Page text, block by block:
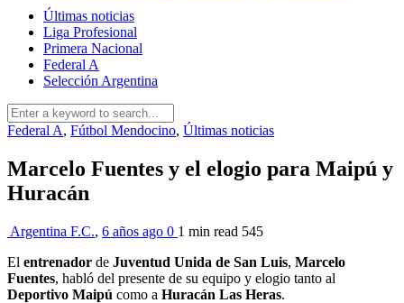
Últimas noticias
Liga Profesional
Primera Nacional
Federal A
Selección Argentina
Federal A, Fútbol Mendocino, Últimas noticias
Marcelo Fuentes y el elogio para Maipú y
Huracán
Argentina F.C., 6 años ago 0 1 min read 545
El entrenador de Juventud Unida de San Luis, Marcelo
Fuentes, habló del presente de su equipo y elogio tanto al
Deportivo Maipú como a Huracán Las Heras.